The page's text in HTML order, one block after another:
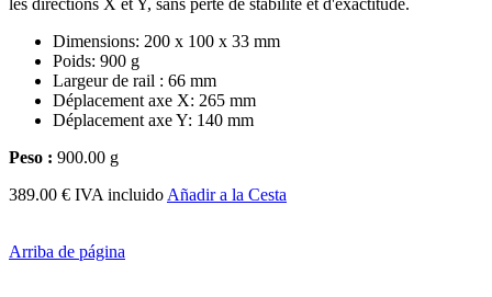
Dimensions: 200 x 100 x 33 mm
Poids: 900 g
Largeur de rail : 66 mm
Déplacement axe X: 265 mm
Déplacement axe Y: 140 mm
Peso : 900.00 g
389.00 € IVA incluido Añadir a la Cesta
Arriba de página